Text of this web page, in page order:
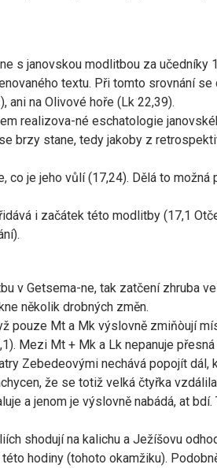
s janovskou modlitbou za učedníky
textu. Při tomto srovnání
ani na Olivové hoře (Lk 22,39).
realizova-né eschatologie
brzy stane, tedy jakoby z
je jeho vůlí (17,24). Dělá to
i začátek této modlitby (17,1
v Getsema-ne, tak zatčení zhruba
několik drobných změn.
pouze Mt a Mk výslovně zmiňòují
Mezi Mt + Mk a Lk nepanuje
Zebedeovými nechává popojít
že se totiž velká čtyřka
a jenom je výslovně nabádá, at
shodují na kalichu a Ježíšovu
hodiny (tohoto okamžiku).